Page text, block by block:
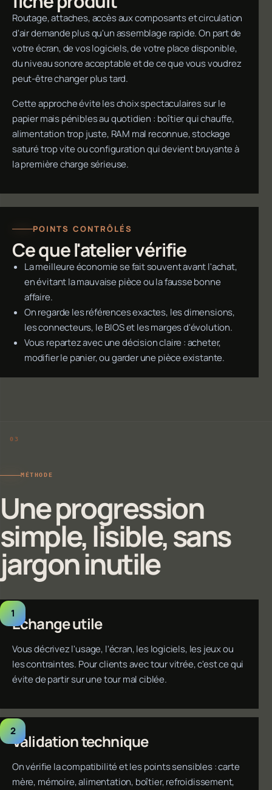
Routage, attaches, accès aux composants et circulation
d'air demande plus qu'un assemblage rapide. On part de
votre écran, de vos logiciels, de votre place disponible,
du niveau sonore acceptable et de ce que vous voudrez
peut-être changer plus tard.
Cette approche évite les choix spectaculaires sur le
papier mais pénibles au quotidien : boîtier qui chauffe,
alimentation trop juste, RAM mal reconnue, stockage
saturé trop vite ou configuration qui devient bruyante à
la première charge sérieuse.
POINTS CONTRÔLÉS
Ce que l'atelier vérifie
La meilleure économie se fait souvent avant l'achat,
en évitant la mauvaise pièce ou la fausse bonne
affaire.
On regarde les références exactes, les dimensions,
les connecteurs, le BIOS et les marges d'évolution.
Vous repartez avec une décision claire : acheter,
modifier le panier, ou garder une pièce existante.
MÉTHODE
Une progression
simple, lisible, sans
jargon inutile
Échange utile
Vous décrivez l'usage, l'écran, les logiciels, les jeux ou
les contraintes. Pour clients avec tour vitrée, c'est ce qui
évite de partir sur une tour mal ciblée.
Validation technique
On vérifie la compatibilité et les points sensibles : carte
mère, mémoire, alimentation, boîtier, refroidissement,